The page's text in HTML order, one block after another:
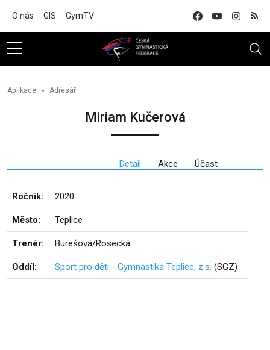
O nás GIS GymTV
Aplikace Adresář
Miriam Kučerová
Detail Akce Účast
Ročník: 2020
Město: Teplice
Trenér: Burešová/Rosecká
Oddíl: Sport pro děti - Gymnastika Teplice, z.s. (SGZ)